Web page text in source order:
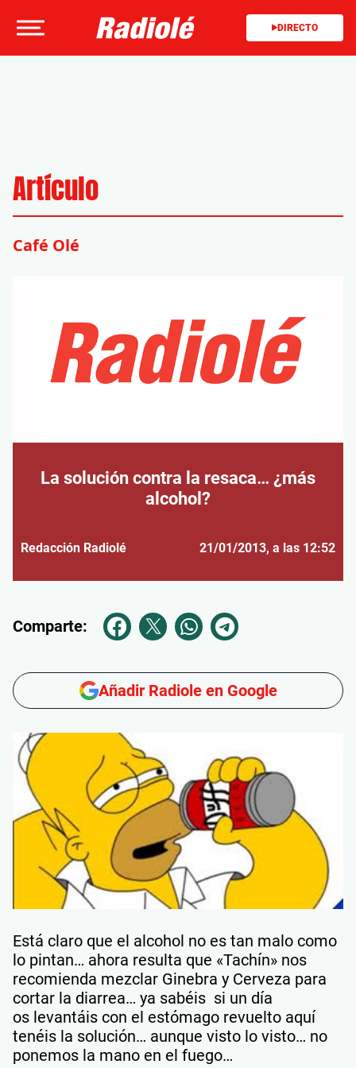
DIRECTO
Artículo
Café Olé
La solución contra la resaca… ¿más
alcohol?
Redacción Radiolé 21/01/2013, a las 12:52
Comparte:
Añadir Radiole en Google
Está claro que el alcohol no es tan malo como
lo pintan… ahora resulta que «Tachín» nos
recomienda mezclar Ginebra y Cerveza para
cortar la diarrea… ya sabéis si un día
os levantáis con el estómago revuelto aquí
tenéis la solución… aunque visto lo visto… no
ponemos la mano en el fuego…